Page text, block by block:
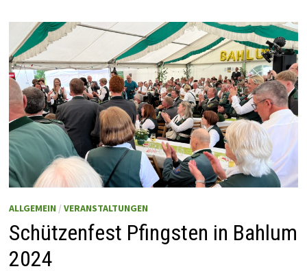
ALLGEMEIN / VERANSTALTUNGEN
Schützenfest Pfingsten in Bahlum
2024